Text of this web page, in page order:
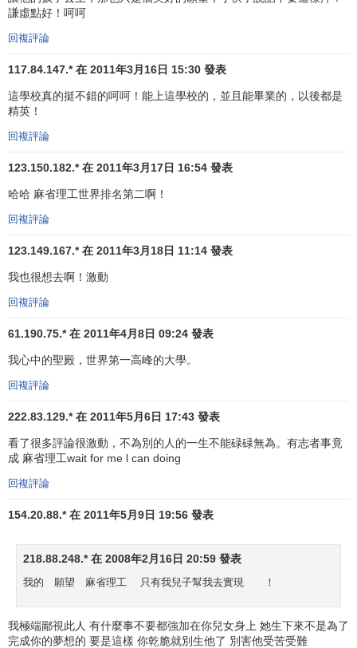
謙虛點好！呵呵
回複評論
117.84.147.* 在 2011年3月16日 15:30 發表
這學校真的挺不錯的呵呵！能上這學校的，並且能畢業的，以後都是
精英！
回複評論
123.150.182.* 在 2011年3月17日 16:54 發表
哈哈 麻省理工世界排名第二啊！
回複評論
123.149.167.* 在 2011年3月18日 11:14 發表
我也很想去啊！激動
回複評論
61.190.75.* 在 2011年4月8日 09:24 發表
我心中的聖殿，世界第一高峰的大學。
回複評論
222.83.129.* 在 2011年5月6日 17:43 發表
看了很多評論很激動，不為別的人的一生不能碌碌無為。有志者事竟
成 麻省理工wait for me l can doing
回複評論
154.20.88.* 在 2011年5月9日 19:56 發表
218.88.248.* 在 2008年2月16日 20:59 發表
我的 願望 麻省理工 只有我兒子幫我去實現 ！
我極端鄙視此人 有什麼事不要都強加在你兒女身上 她生下來不是為了
完成你的夢想的 要是這樣 你乾脆就別生他了 別害他受苦受難